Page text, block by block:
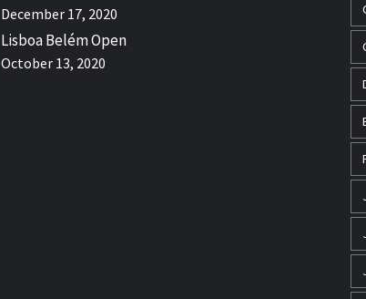
December 17, 2020
Lisboa Belém Open
October 13, 2020